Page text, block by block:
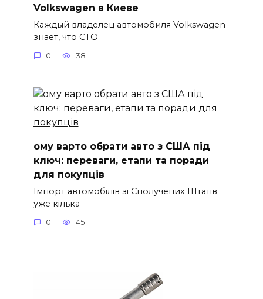
Volkswagen в Киеве
Каждый владелец автомобиля Volkswagen
знает, что СТО
0 38
ому варто обрати авто з США під
ключ: переваги, етапи та поради
для покупців
Імпорт автомобілів зі Сполучених Штатів
уже кілька
0 45